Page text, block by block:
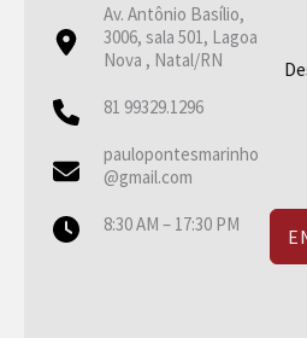
Av. Antônio Basílio,
3006, sala 501, Lagoa
Nova , Natal/RN
81 99329.1296
paulopontesmarinho
@gmail.com
8:30 AM – 17:30 PM